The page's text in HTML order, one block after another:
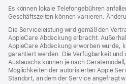
neues
Fenster)
neues
Fenster)
Es können lokale Telefongebühren
Geschäftszeiten können variieren.
Die Serviceleistung wird gemäß den
AppleCare Abdeckung erbracht.
AppleCare Abdeckung erworben wurde,
garantiert werden. Die Verfügbarkeit und
Austauschs können je nach
Möglichkeiten der autorisierten Apple
Standort, an dem der Service angefragt